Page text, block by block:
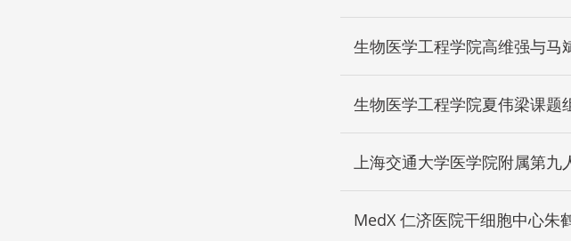
生物医学工程学院高维强与马
生物医学工程学院夏伟梁课
上海交通大学医学院附属第九
MedX 仁济医院干细胞中心